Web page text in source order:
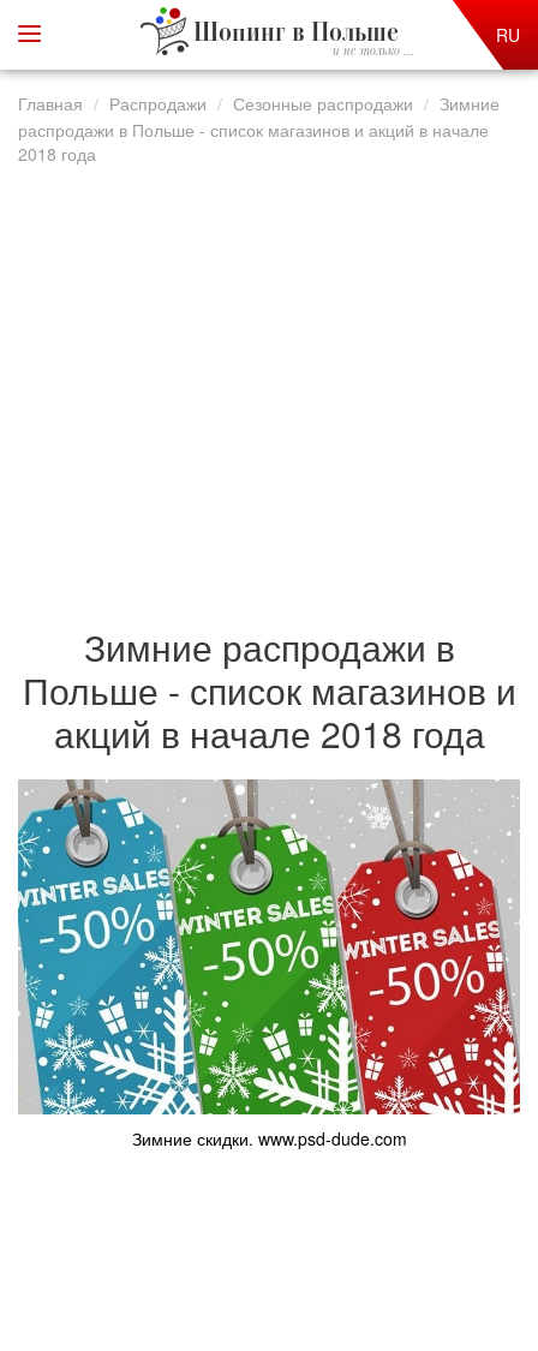
Шопинг в Польше
и не только ...
RU
Главная Распродажи Сезонные распродажи
Зимние
распродажи в Польше - список магазинов и акций в начале
2018 года
Зимние распродажи в
Польше - список магазинов и
акций в начале 2018 года
Зимние скидки. www.psd-dude.com